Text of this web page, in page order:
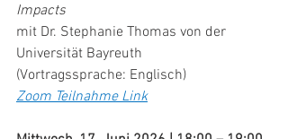
Impacts
mit Dr. Stephanie Thomas von der
Universität Bayreuth
(Vortragssprache: Englisch)
Zoom Teilnahme Link